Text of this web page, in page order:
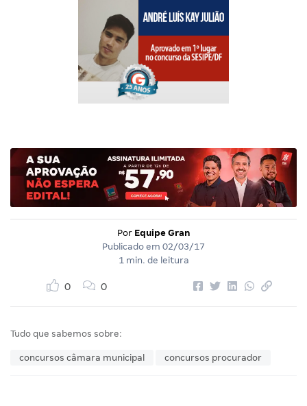
Por Equipe Gran
Publicado em 02/03/17
1 min. de leitura
0 0
Tudo que sabemos sobre:
concursos câmara municipal concursos procurador